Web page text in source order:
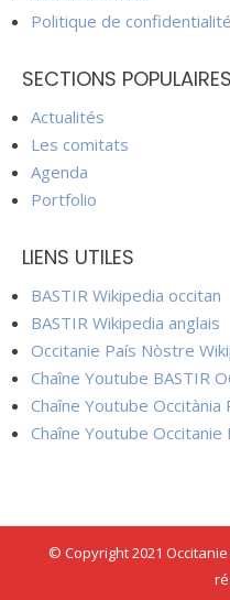
Politique de confidentialité
SECTIONS POPULAIRES
Actualités
Les comitats
Agenda
Portfolio
LIENS UTILES
BASTIR Wikipedia occitan
BASTIR Wikipedia anglais
Occitanie País Nòstre
Chaîne Youtube BASTIR
Chaîne Youtube Occitània
Chaîne Youtube
© Copyright 2021